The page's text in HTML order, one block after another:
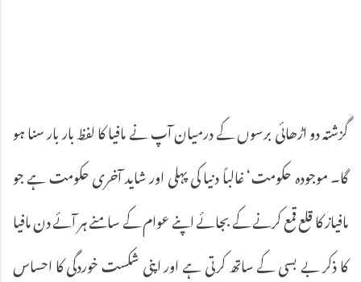
گزشتہ دو اڑھائی برسوں کے درمیان آپ نے مافیا کا لفظ بار بار سنا ہو
گا۔ موجودہ حکومت‘ غالباً دنیا کی پہلی اور شاید آخری حکومت ہے جو
مافیاز کا قلع قمع کرنے کے بجائے اپنے عوام کے سامنے ہر آئے دن مافیا
کا ذکر بے بسی کے ساتھ کرتی ہے اور اپنی شکست خوردگی کا احساس